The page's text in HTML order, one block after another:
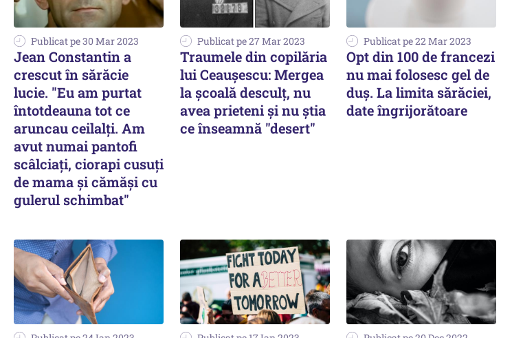
Publicat pe 30 Mar 2023
Jean Constantin a
crescut în sărăcie
lucie. "Eu am purtat
întotdeauna tot ce
aruncau ceilalţi. Am
avut numai pantofi
scâlciaţi, ciorapi cusuţi
de mama şi cămăşi cu
gulerul schimbat"
Publicat pe 27 Mar 2023
Traumele din copilăria
lui Ceauşescu: Mergea
la şcoală desculţ, nu
avea prieteni şi nu ştia
ce înseamnă "desert"
Publicat pe 22 Mar 2023
Opt din 100 de francezi
nu mai folosesc gel de
duş. La limita sărăciei,
date îngrijorătoare